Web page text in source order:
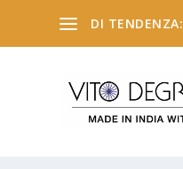
DI TENDENZA: